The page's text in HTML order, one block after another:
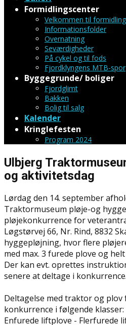
Formidlingscenter
Velkommen til
Informationsfolder
Overnatning
Seværdigheder
På cykel og til fods
Fjordklyngens MTB-spor
Byggegrunde/ boliger
Fjordglimt
Bakken
Bolig til salg
Kalender
Kringlefesten
Program 2024
Ulbjerg
og aktivitetsdag
Lørdag den 14. september
Traktormuseum pløje-og
pløjekonkurrence for
Løgstørvej 66, Nr. Rind, 8832
hyggepløjning, hvor flere
med max. 3 furede plove og
Der kan evt. oprettes
senere at deltage i konkurrence.
Deltagelse med traktor og plov
konkurrence i følgende klasser:
Enfurede liftplove - Flerfurede